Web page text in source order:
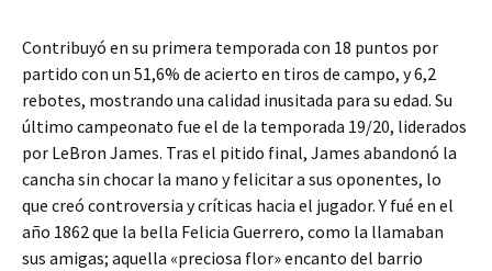
Contribuyó en su primera temporada con 18 puntos por
partido con un 51,6% de acierto en tiros de campo, y 6,2
rebotes, mostrando una calidad inusitada para su edad. Su
último campeonato fue el de la temporada 19/20, liderados
por LeBron James. Tras el pitido final, James abandonó la
cancha sin chocar la mano y felicitar a sus oponentes, lo
que creó controversia y críticas hacia el jugador. Y fué en el
año 1862 que la bella Felicia Guerrero, como la llamaban
sus amigas; aquella «preciosa flor» encanto del barrio